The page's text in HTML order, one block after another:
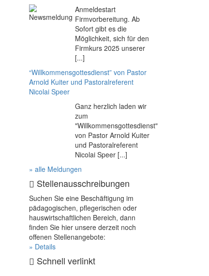
Anmeldestart
Firmvorbereitung. Ab
Sofort gibt es die
Möglichkeit, sich für den
Firmkurs 2025 unserer
[...]
“Willkommensgottesdienst” von Pastor
Arnold Kuiter und Pastoralreferent
Nicolai Speer
Ganz herzlich laden wir
zum
"Willkommensgottesdienst"
von Pastor Arnold Kuiter
und Pastoralreferent
Nicolai Speer [...]
» alle Meldungen
Stellenausschreibungen
Suchen Sie eine Beschäftigung im
pädagogischen, pflegerischen oder
hauswirtschaftlichen Bereich, dann
finden Sie hier unsere derzeit noch
offenen Stellenangebote:
» Details
Schnell verlinkt